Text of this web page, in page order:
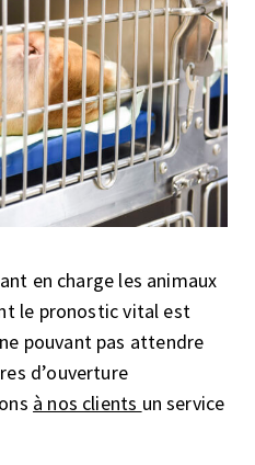
en charge les animaux
le pronostic vital est
pouvant pas attendre
d’ouverture
à nos clients un service